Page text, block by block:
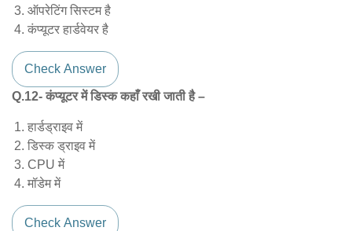
ऑपरेटिंग सिस्टम है
कंप्यूटर हार्डवेयर है
Check Answer
Q.12- कंप्यूटर में डिस्क कहाँ रखी जाती है –
हार्डड्राइव में
डिस्क ड्राइव में
CPU में
मॉडेम में
Check Answer